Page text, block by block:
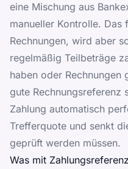
eine Mischung aus
manueller Kontrolle.
Rechnungen, wird aber
regelmäßig Teilbeträge
haben oder Rechnungen
gute Rechnungsreferenz
Zahlung automatisch
Trefferquote und senkt
geprüft werden müssen.
Was mit